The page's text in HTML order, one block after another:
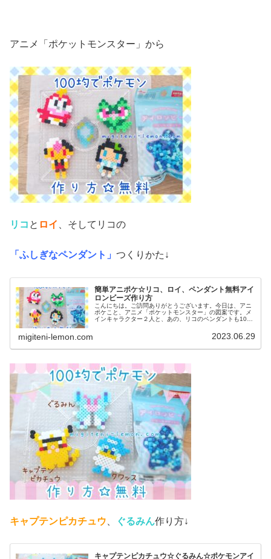
アニメ「ポケットモンスター」から
リコ と ロイ 、そしてリコの
「ふしぎなペンダント」 つくりかた↓
簡単アニポケ☆リコ、ロイ、ペンダント無料アイ
ロンビーズ作り方
こんにちは。ご訪問ありがとうございます。今日は、アニ
ポケこと、アニメ「ポケットモンスター」の図案です。メ
インキャラクター２人と、あの、リコのペンダントも100
migiteni-lemon.com 2023.06.29
キャプテンピカチュウ ぐるみん作り方↓
キャプテンピカチュウ☆ぐるみん☆ポケモンアイ